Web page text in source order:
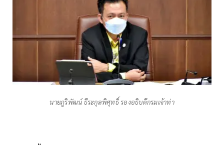
นายภูริพัฒน์ ธีระกุลพิศุทธิ์ รองอธิบดีกรมเจ้าท่า